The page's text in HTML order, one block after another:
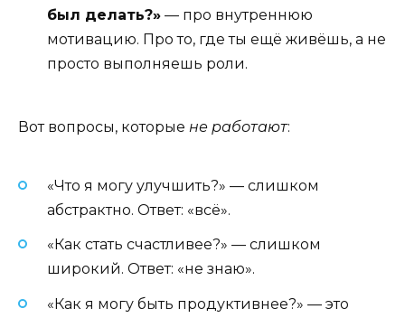
был делать?» — про внутреннюю
мотивацию. Про то, где ты ещё живёшь, а не
просто выполняешь роли.
Вот вопросы, которые не работают:
«Что я могу улучшить?» — слишком
абстрактно. Ответ: «всё».
«Как стать счастливее?» — слишком
широкий. Ответ: «не знаю».
«Как я могу быть продуктивнее?» — это